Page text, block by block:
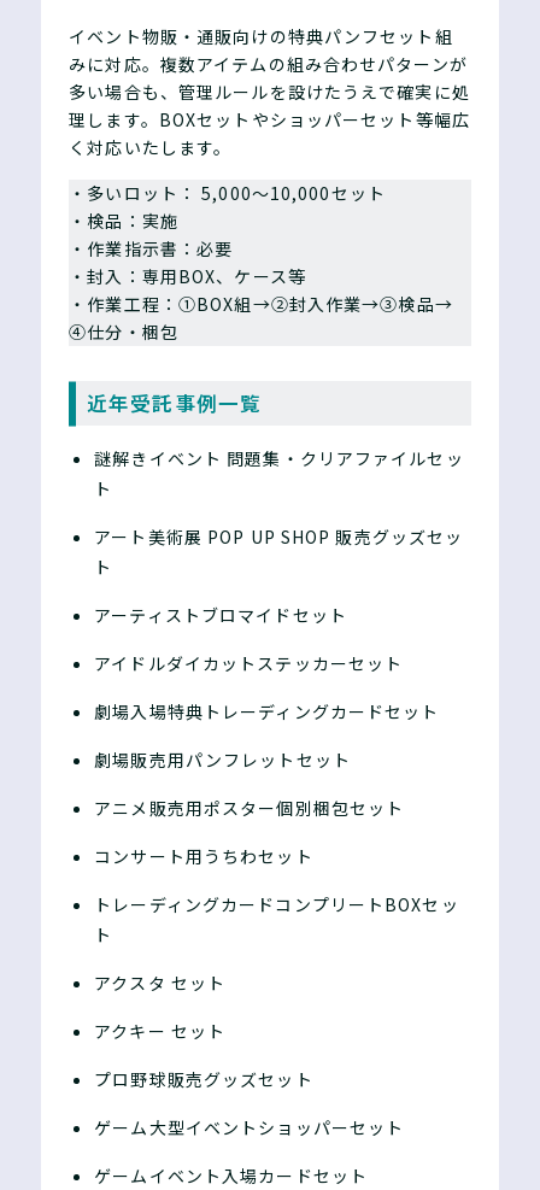
イベント物販・通販向けの特典パンフセット組
みに対応。複数アイテムの組み合わせパターンが
多い場合も、管理ルールを設けたうえで確実に処
理します。BOXセットやショッパーセット等幅広
く対応いたします。
・多いロット： 5,000〜10,000セット
・検品：実施
・作業指示書：必要
・封入：専用BOX、ケース等
・作業工程：①BOX組→②封入作業→③検品→
④仕分・梱包
近年受託事例一覧
謎解きイベント 問題集・クリアファイルセッ
ト
アート美術展 POP UP SHOP 販売グッズセッ
ト
アーティストブロマイドセット
アイドルダイカットステッカーセット
劇場入場特典トレーディングカードセット
劇場販売用パンフレットセット
アニメ販売用ポスター個別梱包セット
コンサート用うちわセット
トレーディングカードコンプリートBOXセッ
ト
アクスタ セット
アクキー セット
プロ野球販売グッズセット
ゲーム大型イベントショッパーセット
ゲームイベント入場カードセット